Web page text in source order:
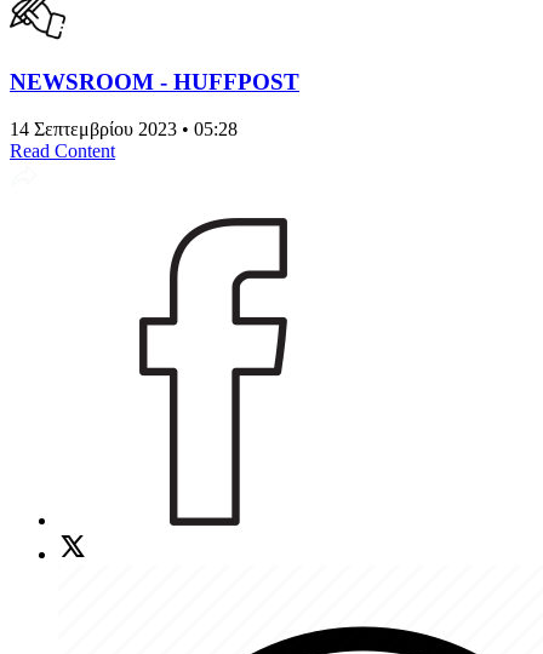
NEWSROOM - HUFFPOST
14 Σεπτεμβρίου 2023 • 05:28
Read Content